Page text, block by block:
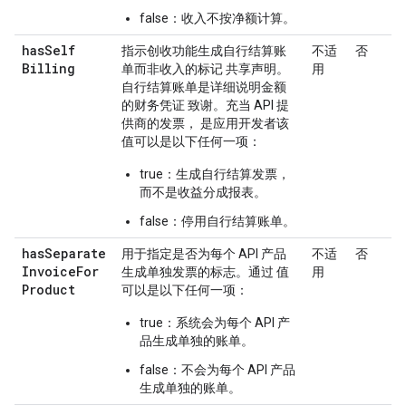
false：收入不按净额计算。
hasSelf
Billing
指示创收功能生成自行结算账
单而非收入的标记 共享声明。
自行结算账单是详细说明金额
的财务凭证 致谢。充当 API 提
供商的发票， 是应用开发者该
值可以是以下任何一项：
true：生成自行结算发票，
而不是收益分成报表。
false：停用自行结算账单。
不适
用
否
hasSeparate
InvoiceFor
Product
用于指定是否为每个 API 产品
生成单独发票的标志。通过 值
可以是以下任何一项：
true：系统会为每个 API 产
品生成单独的账单。
false：不会为每个 API 产品
生成单独的账单。
不适
用
否